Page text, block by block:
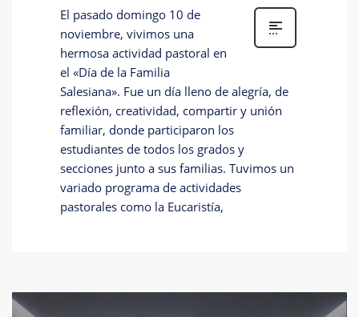
El pasado domingo 10 de
noviembre, vivimos una
hermosa actividad pastoral en
el «Día de la Familia
Salesiana». Fue un día lleno de alegría, de
reflexión, creatividad, compartir y unión
familiar, donde participaron los
estudiantes de todos los grados y
secciones junto a sus familias. Tuvimos un
variado programa de actividades
pastorales como la Eucaristía,